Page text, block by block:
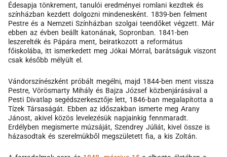
Édesapja tönkrement, tanulói eredményei romlani kezdtek és
színházban kezdett dolgozni mindenesként. 1839-ben felment
Pestre és a Nemzeti Színházban szolgai teendőket végzett. Már
ebben az évben beállt katonának, Sopronban. 1841-ben
leszerelték és Pápára ment, beiratkozott a református
főiskolába, itt ismerkedett meg Jókai Mórral, barátságuk viszont
csak később mélyült el.
Vándorszínészként próbált megélni, majd 1844-ben ment vissza
Pestre, Vörösmarty Mihály és Bajza József közbenjárásával a
Pesti Divatlap segédszerkesztője lett, 1846-ban megalapította a
Tízek Társaságát. Ebben az időszakban ismerte meg Arany
Jánost, akivel közös levelezésük napjainkig fennmaradt.
Erdélyben megismerte múzsáját, Szendrey Júliát, kivel össze is
házasodtak és szerelmükből megszületett fia, a kis Zoltán.